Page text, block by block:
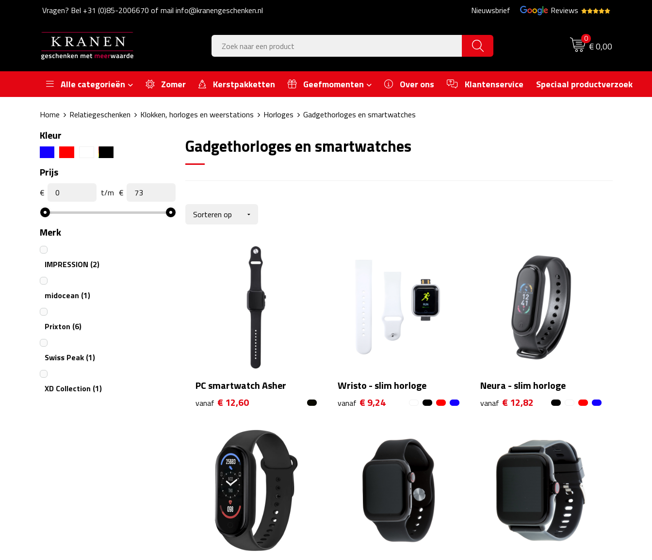
Vragen? Bel +31 (0)85-2006670 of mail info@kranengeschenken.nl Nieuwsbrief Reviews
0
€ 0,00
Alle categorieën Zomer Kerstpakketten Geefmomenten Over ons Klantenservice Speciaal productverzoek
Home Relatiegeschenken Klokken, horloges en weerstations Horloges Gadgethorloges en smartwatches
Kleur
Prijs
€ t/m €
Merk
IMPRESSION (2)
midocean (1)
Prixton (6)
Swiss Peak (1)
XD Collection (1)
Gadgethorloges en smartwatches
PC smartwatch Asher
vanaf € 12,60
Wristo - slim horloge
vanaf € 9,24
Neura - slim horloge
vanaf € 12,82